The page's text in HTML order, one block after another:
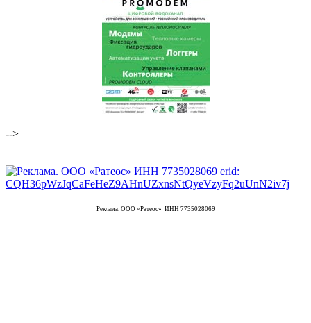
-->
Реклама. ООО «Ратеос» ИНН 7735028069